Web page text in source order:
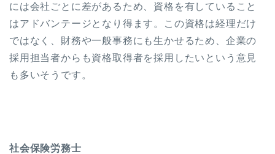
には会社ごとに差があるため、資格を有していること
はアドバンテージとなり得ます。この資格は経理だけ
ではなく、財務や一般事務にも生かせるため、企業の
採用担当者からも資格取得者を採用したいという意見
も多いそうです。
社会保険労務士